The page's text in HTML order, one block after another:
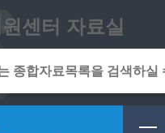
센터 자료실